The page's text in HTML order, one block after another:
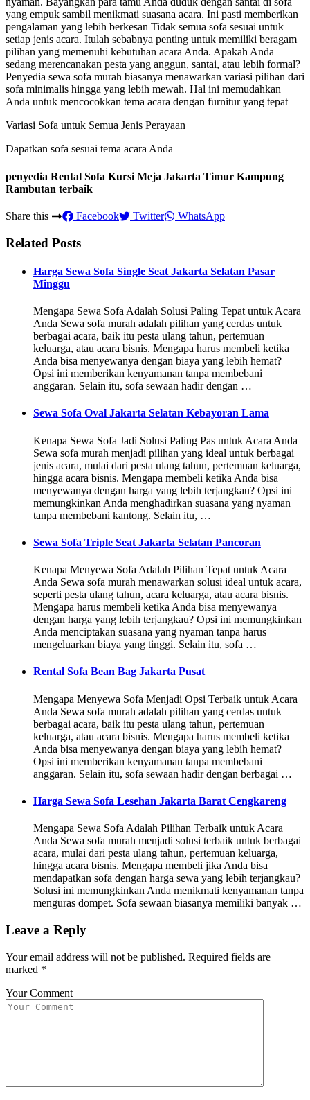
yang empuk sambil menikmati suasana acara. Ini pasti memberikan
pengalaman yang lebih berkesan Tidak semua sofa sesuai untuk
setiap jenis acara. Itulah sebabnya penting untuk memiliki beragam
pilihan yang memenuhi kebutuhan acara Anda. Apakah Anda
sedang merencanakan pesta yang anggun, santai, atau lebih formal?
Penyedia sewa sofa murah biasanya menawarkan variasi pilihan dari
sofa minimalis hingga yang lebih mewah. Hal ini memudahkan
Anda untuk mencocokkan tema acara dengan furnitur yang tepat
Variasi Sofa untuk Semua Jenis Perayaan
Dapatkan sofa sesuai tema acara Anda
penyedia Rental Sofa Kursi Meja Jakarta Timur Kampung
Rambutan terbaik
Share this Facebook Twitter WhatsApp
Related Posts
Harga Sewa Sofa Single Seat Jakarta Selatan Pasar
Minggu
Mengapa Sewa Sofa Adalah Solusi Paling Tepat untuk Acara
Anda Sewa sofa murah adalah pilihan yang cerdas untuk
berbagai acara, baik itu pesta ulang tahun, pertemuan
keluarga, atau acara bisnis. Mengapa harus membeli ketika
Anda bisa menyewanya dengan biaya yang lebih hemat?
Opsi ini memberikan kenyamanan tanpa membebani
anggaran. Selain itu, sofa sewaan hadir dengan …
Sewa Sofa Oval Jakarta Selatan Kebayoran Lama
Kenapa Sewa Sofa Jadi Solusi Paling Pas untuk Acara Anda
Sewa sofa murah menjadi pilihan yang ideal untuk berbagai
jenis acara, mulai dari pesta ulang tahun, pertemuan keluarga,
hingga acara bisnis. Mengapa membeli ketika Anda bisa
menyewanya dengan harga yang lebih terjangkau? Opsi ini
memungkinkan Anda menghadirkan suasana yang nyaman
tanpa membebani kantong. Selain itu, …
Sewa Sofa Triple Seat Jakarta Selatan Pancoran
Kenapa Menyewa Sofa Adalah Pilihan Tepat untuk Acara
Anda Sewa sofa murah menawarkan solusi ideal untuk acara,
seperti pesta ulang tahun, acara keluarga, atau acara bisnis.
Mengapa harus membeli ketika Anda bisa menyewanya
dengan harga yang lebih terjangkau? Opsi ini memungkinkan
Anda menciptakan suasana yang nyaman tanpa harus
mengeluarkan biaya yang tinggi. Selain itu, sofa …
Rental Sofa Bean Bag Jakarta Pusat
Mengapa Menyewa Sofa Menjadi Opsi Terbaik untuk Acara
Anda Sewa sofa murah adalah pilihan yang cerdas untuk
berbagai acara, baik itu pesta ulang tahun, pertemuan
keluarga, atau acara bisnis. Mengapa harus membeli ketika
Anda bisa menyewanya dengan biaya yang lebih hemat?
Opsi ini memberikan kenyamanan tanpa membebani
anggaran. Selain itu, sofa sewaan hadir dengan berbagai …
Harga Sewa Sofa Lesehan Jakarta Barat Cengkareng
Mengapa Sewa Sofa Adalah Pilihan Terbaik untuk Acara
Anda Sewa sofa murah menjadi solusi terbaik untuk berbagai
acara, mulai dari pesta ulang tahun, pertemuan keluarga,
hingga acara bisnis. Mengapa membeli jika Anda bisa
mendapatkan sofa dengan harga sewa yang lebih terjangkau?
Solusi ini memungkinkan Anda menikmati kenyamanan tanpa
menguras dompet. Sofa sewaan biasanya memiliki banyak …
Leave a Reply
Your email address will not be published. Required fields are
marked *
Your Comment